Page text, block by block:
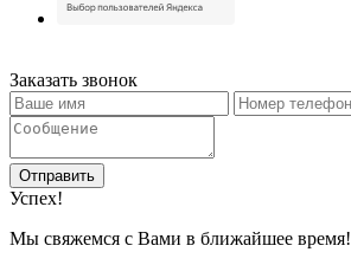
Заказать звонок
Отправить
Успех!
Мы свяжемся с Вами в ближайшее время!